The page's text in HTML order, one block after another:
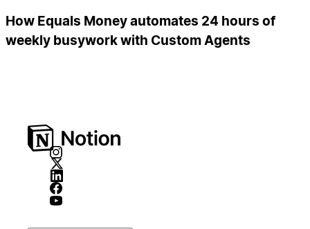
How Equals Money automates 24 hours of
weekly busywork with Custom Agents